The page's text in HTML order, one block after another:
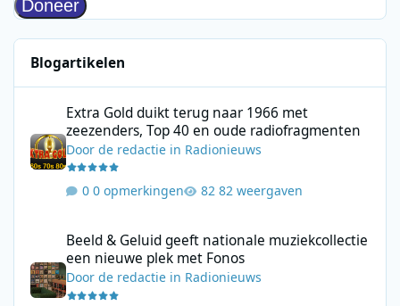
Blogartikelen
Extra Gold duikt terug naar 1966 met
zeezenders, Top 40 en oude radiofragmenten
Doorde redactie in Radionieuws
0 opmerkingen 82 weergaven
Beeld & Geluid geeft nationale muziekcollectie
een nieuwe plek met Fonos
Doorde redactie in Radionieuws